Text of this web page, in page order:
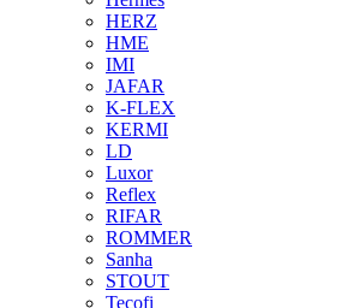
HERZ
HME
IMI
JAFAR
K-FLEX
KERMI
LD
Luxor
Reflex
RIFAR
ROMMER
Sanha
STOUT
Tecofi